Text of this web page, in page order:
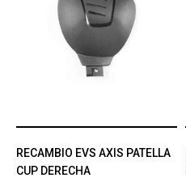
RECAMBIO EVS AXIS PATELLA
CUP DERECHA